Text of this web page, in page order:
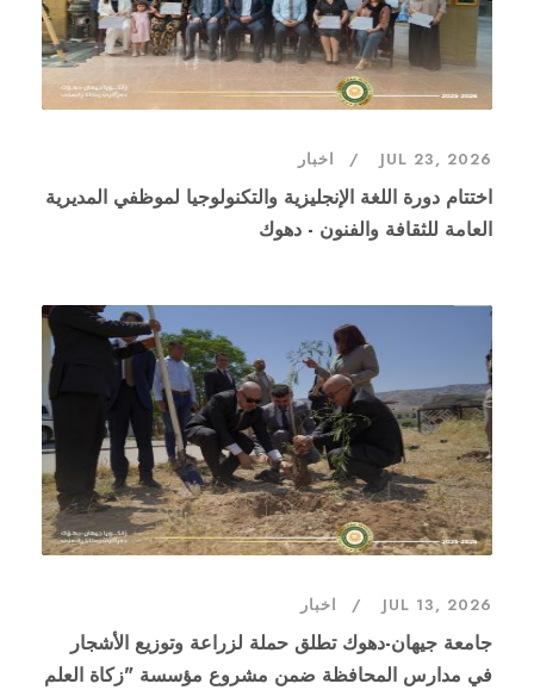
JUL 23, 2026 اخبار
اختتام دورة اللغة الإنجليزية والتكنولوجيا لموظفي المديرية
العامة للثقافة والفنون - دهوك
JUL 13, 2026 اخبار
جامعة جيهان-دهوك تطلق حملة لزراعة وتوزيع الأشجار
في مدارس المحافظة ضمن مشروع مؤسسة "زكاة العلم